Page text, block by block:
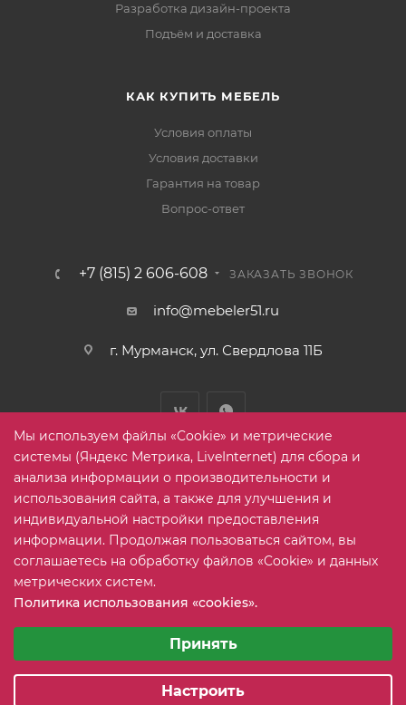
Разработка дизайн-проекта
Подъём и доставка
КАК КУПИТЬ МЕБЕЛЬ
Условия оплаты
Условия доставки
Гарантия на товар
Вопрос-ответ
+7 (815) 2 606-608 ЗАКАЗАТЬ ЗВОНОК
info@mebeler51.ru
г. Мурманск, ул. Свердлова 11Б
2005-2026 © mebelier51.ru - модный интернет-магазин не
дорогой корпусной мебели. Все права защищены.
Мы используем файлы «Cookie» и метрические
системы (Яндекс Метрика, LiveInternet) для сбора и
анализа информации о производительности и
использования сайта, а также для улучшения и
индивидуальной настройки предоставления
информации. Продолжая пользоваться сайтом, вы
соглашаетесь на обработку файлов «Cookie» и данных
метрических систем.
Политика использования «cookies».
Аналитические/Функциональные
Принять
Настроить